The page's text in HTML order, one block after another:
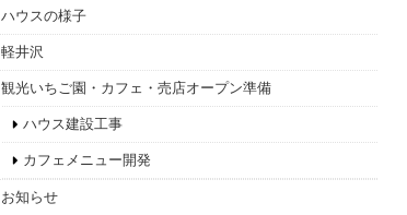
ハウスの様子
軽井沢
観光いちご園・カフェ・売店オープン準備
ハウス建設工事
カフェメニュー開発
お知らせ